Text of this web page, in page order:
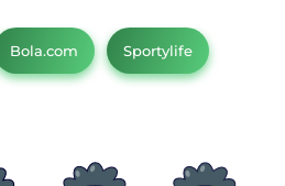
Bola.com Sportylife